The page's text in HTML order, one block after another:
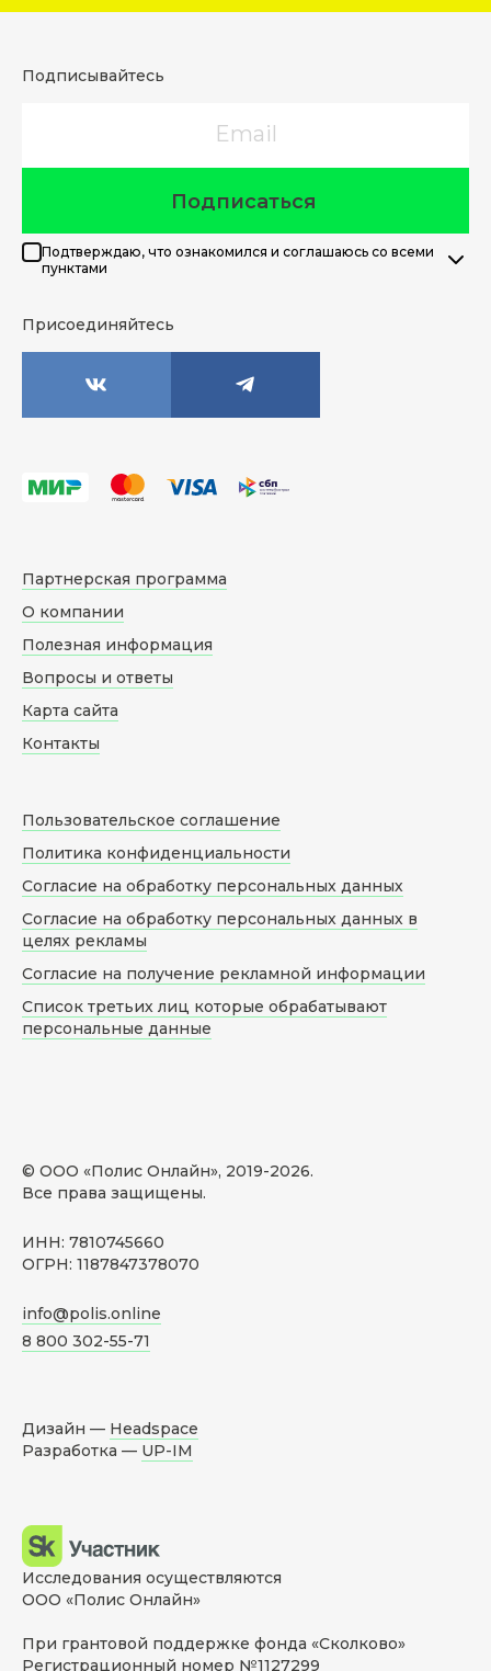
Подписывайтесь
Подписаться
Подтверждаю, что ознакомился и соглашаюсь со всеми
пунктами
Присоединяйтесь
© ООО «Полис Онлайн», 2019-2026.
Все права защищены.
ИНН: 7810745660
ОГРН: 1187847378070
info@polis.online
8 800 302-55-71
Партнерская программа
О компании
Полезная информация
Вопросы и ответы
Карта сайта
Контакты
Пользовательское соглашение
Политика конфиденциальности
Согласие на обработку персональных данных
Согласие на обработку персональных данных в
целях рекламы
Согласие на получение рекламной информации
Список третьих лиц которые обрабатывают
персональные данные
Дизайн — Headspace
Разработка — UP-IM
Исследования осуществляются
ООО «Полис Онлайн»
При грантовой поддержке фонда «Сколково»
Регистрационный номер №1127299